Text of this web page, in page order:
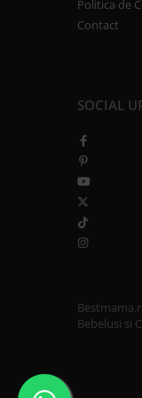
Politica de
Contact
SOCIAL
Bebelusi si